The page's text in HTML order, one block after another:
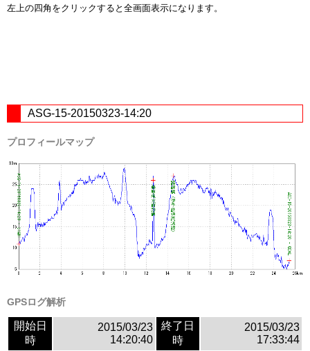
左上の四角をクリックすると全画面表示になります。
ASG-15-20150323-14:20
プロフィールマップ
GPSログ解析
開始日
時
2015/03/23
14:20:40
終了日
時
2015/03/23
17:33:44